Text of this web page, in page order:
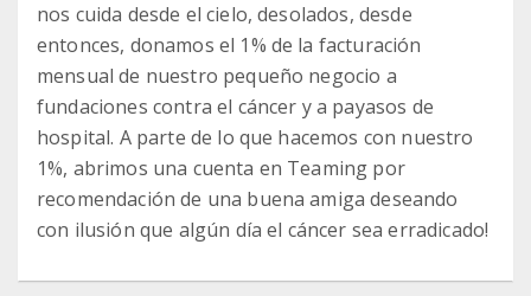
nos cuida desde el cielo, desolados, desde
entonces, donamos el 1% de la facturación
mensual de nuestro pequeño negocio a
fundaciones contra el cáncer y a payasos de
hospital. A parte de lo que hacemos con nuestro
1%, abrimos una cuenta en Teaming por
recomendación de una buena amiga deseando
con ilusión que algún día el cáncer sea erradicado!